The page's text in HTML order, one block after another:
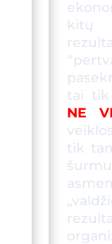
kitų
tai tik
NE
tik